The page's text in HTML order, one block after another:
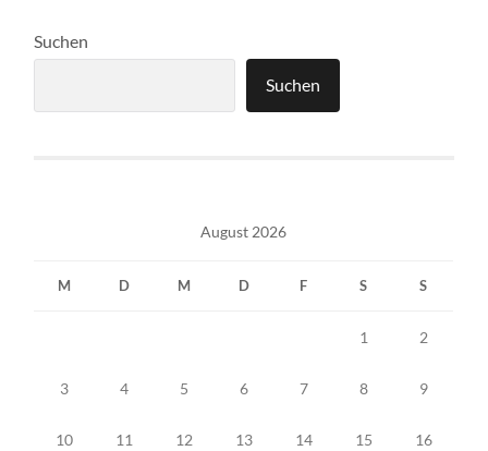
Suchen
Suchen
August 2026
M D M D F S S
1 2
3 4 5 6 7 8 9
10 11 12 13 14 15 16